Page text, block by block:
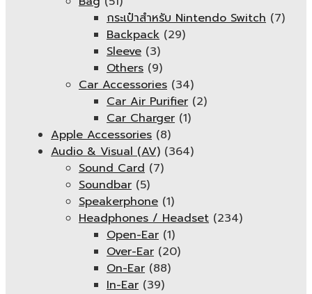
กระเป๋าสำหรับ Nintendo Switch (7)
Backpack (29)
Sleeve (3)
Others (9)
Car Accessories (34)
Car Air Purifier (2)
Car Charger (1)
Apple Accessories (8)
Audio & Visual (AV) (364)
Sound Card (7)
Soundbar (5)
Speakerphone (1)
Headphones / Headset (234)
Open-Ear (1)
Over-Ear (20)
On-Ear (88)
In-Ear (39)